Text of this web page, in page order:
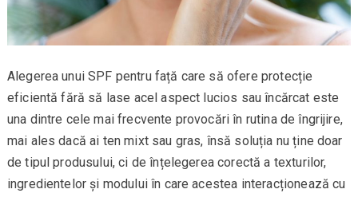
Alegerea unui SPF pentru față care să ofere protecție
eficientă fără să lase acel aspect lucios sau încărcat este
una dintre cele mai frecvente provocări în rutina de îngrijire,
mai ales dacă ai ten mixt sau gras, însă soluția nu ține doar
de tipul produsului, ci de înțelegerea corectă a texturilor,
ingredientelor și modului în care acestea interacționează cu